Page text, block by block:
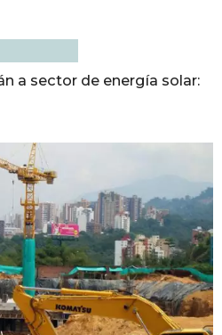
a sector de energía solar: